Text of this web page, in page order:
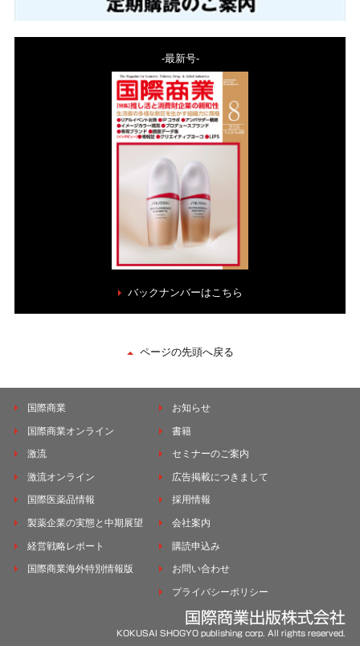
-最新号-
バックナンバーはこちら
ページの先頭へ戻る
国際商業
国際商業オンライン
激流
激流オンライン
国際医薬品情報
製薬企業の実態と中期展望
経営戦略レポート
国際商業海外特別情報版
お知らせ
書籍
セミナーのご案内
広告掲載につきまして
採用情報
会社案内
購読申込み
お問い合わせ
プライバシーポリシー